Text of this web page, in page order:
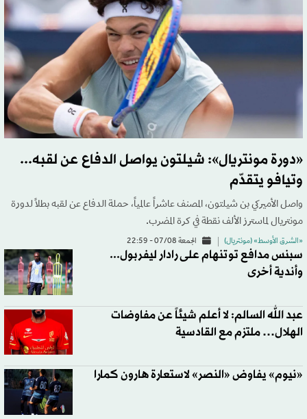
«دورة مونتريال»: شيلتون يواصل الدفاع عن لقبه...
وتيافو يتقدّم
واصل الأميركي بن شيلتون، المصنف عاشراً عالمياً، حملة الدفاع عن لقبه بطلاً لدورة
مونتريال لماسترز الألف نقطة في كرة المضرب.
«الشرق الأوسط» (مونتريال) الجمعة 07/08 - 22:59
سبنس مدافع توتنهام على رادار ليفربول...
وأندية أخرى
عبد الله السالم: لا أعلم شيئاً عن مفاوضات
الهلال… ملتزم مع القادسية
«نيوم» يفاوض «النصر» لاستعارة هارون كمارا